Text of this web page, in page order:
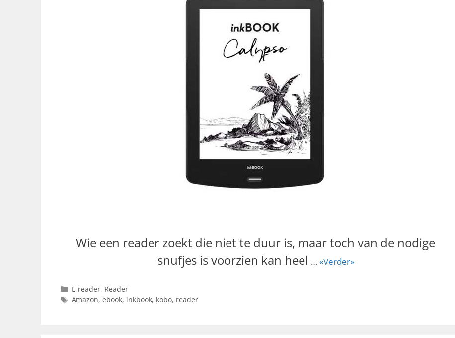
Wie een reader zoekt die niet te duur is, maar toch van de nodige
snufjes is voorzien kan heel … «Verder»
Categorieën
E-reader, Reader
Tags
Amazon, ebook, inkbook, kobo, reader